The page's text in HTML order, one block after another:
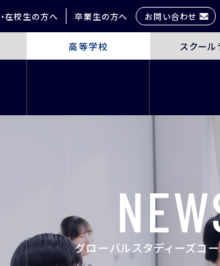
在校生の方へ 卒業生の方へ お問い合わせ
高等学校 スクール
3年間の学びの概要
進路指導
進学サポート
グローバルスタディーズコ